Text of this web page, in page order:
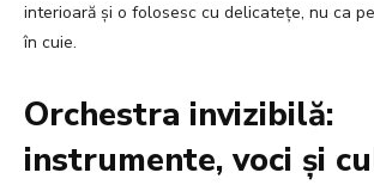
interioară și o folosesc cu delicatețe, nu ca
în cuie.
Orchestra invizibilă:
instrumente, voci și